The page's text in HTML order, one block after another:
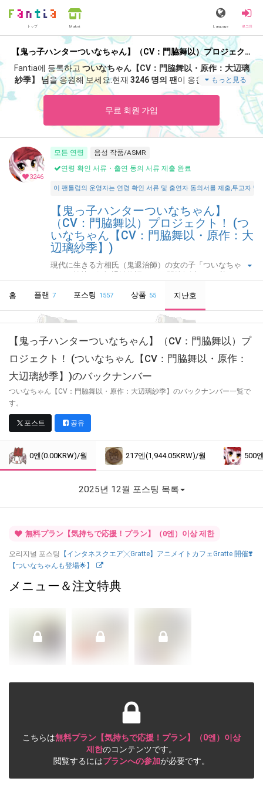
トップ Market Language 로그인
【鬼っ子ハンターついなちゃん】（CV：門脇舞以）プロジェクト！ (ついなちゃん【CV：門脇舞以・原作：大辺璃紗季】)
Fantia에 등록하고 ついなちゃん【CV：門脇舞以・原作：大辺璃
紗季】 님을 응원해 보세요.현재 3246 명의 팬 이 응원 중입니다.つ
いなちゃん【CV：門脇舞以・原作：大辺璃紗季】 팬클럽 「
つい
なちゃん【CV：門脇舞以・原作：大辺璃紗季】
【秋
季限定】切り絵ついなちゃん御朱印（秋）🌟授与開始❣️【紅冨台
寺様】」 등 스페셜 콘텐츠를 즐기실 수 있습니다.
もっと見る
무료 회원 가입
3246
모든 연령
음성 작품/ASMR
연령 확인 서류・출연 동의 서류 제출 완료
이 팬틀럽의 운영자는 연령 확인 서류 및 출연자 동의서를 제출,투고자
【鬼っ子ハンターついなちゃん】
（CV：門脇舞以）プロジェクト！ (つ
いなちゃん【CV：門脇舞以・原作：大
辺璃紗季】)
現代に生きる方相氏（鬼退治師）の女の子「ついなちゃ
ボイスドラマに加え、フリートークコーナーや追加音源、
いなちゃんは、静岡・紅冨台寺、奈良・吉祥草寺、栃木・
大前神社節分大祭・節分講社公認萌えキャラクターです。
홈 플랜 7 포스팅 1557 상품 55 지난호
【鬼っ子ハンターついなちゃん】（CV：門脇舞以）プ
ロジェクト！ (ついなちゃん【CV：門脇舞以・原作：
大辺璃紗季】)のバックナンバー
ついなちゃん【CV：門脇舞以・原作：大辺璃紗季】のバックナンバー一覧で
す。
포스트 공유
0엔(0.00KRW)/월 217엔(1,944.05KRW)/월 500
2025년 12월 포스팅 목록
無料プラン【気持ちで応援！プラン】（0엔）이상 제한
오리지널 포스팅
【インタネスクエア╳Gratte】アニメイトカフェGratte 開催❣️
【ついなちゃんも登場🌟】
メニュー＆注文特典
こちらは無料プラン【気持ちで応援！プラン】（0엔）이상
제한のコンテンツです。
閲覧するにはプランへの参加が必要です。